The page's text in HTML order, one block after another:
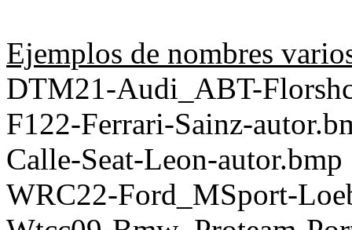
Ejemplos de nombres
DTM21-Audi_ABT-
F122-Ferrari-Sainz-
Calle-Seat-Leon-autor.bmp
WRC22-Ford_MSport-